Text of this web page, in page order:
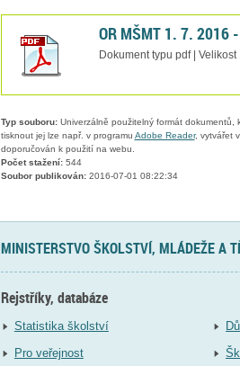
OR MŠMT 1. 7. 2016
Dokument typu pdf | Velikost
Typ souboru:Univerzálně použitelný formát dokumentů,
tisknout jej lze např. v programu Adobe Reader, vytvářet
doporučován k použití na webu.
Počet stažení:544
Soubor publikován:2016-07-01 08:22:34
MINISTERSTVO ŠKOLSTVÍ, MLÁDEŽE A
Rejstříky, databáze
Statistika školství
Pro veřejnost